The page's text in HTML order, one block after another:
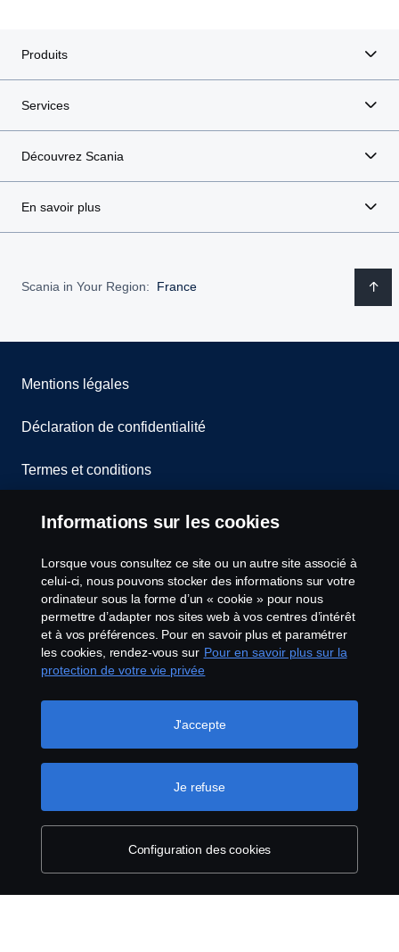
Produits
Services
Découvrez Scania
En savoir plus
Scania in Your Region: France
Mentions légales
Déclaration de confidentialité
Termes et conditions
Contactez-nous
Lanceurs d’alerte
Politique de cookies
Configuration des cookies
© Copyright Scania 2026 Tous droits réservés.
Scania France SAS, 11 allée du Président Chirac,
49100 Angers, France, Tél. : +33 (0)2 41 41 33 33
Informations sur les cookies
Lorsque vous consultez ce site ou un autre site associé à
celui-ci, nous pouvons stocker des informations sur votre
ordinateur sous la forme d’un « cookie » pour nous
permettre d’adapter nos sites web à vos centres d’intérêt
et à vos préférences. Pour en savoir plus et paramétrer
les cookies, rendez-vous sur Pour en savoir plus sur la
protection de votre vie privée
Configuration des cookies
Je refuse
J'accepte